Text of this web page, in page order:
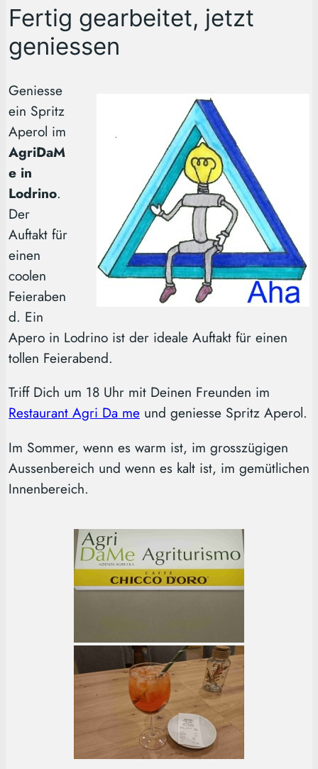
Fertig gearbeitet, jetzt
geniessen
Geniesse
ein Spritz
Aperol im
AgriDaM
e in
Lodrino.
Der
Auftakt für
einen
coolen
Feieraben
d. Ein
Apero in Lodrino ist der ideale Auftakt für einen
tollen Feierabend.
Triff Dich um 18 Uhr mit Deinen Freunden im
Restaurant Agri Da me und geniesse Spritz Aperol.
Im Sommer, wenn es warm ist, im grosszügigen
Aussenbereich und wenn es kalt ist, im gemütlichen
Innenbereich.